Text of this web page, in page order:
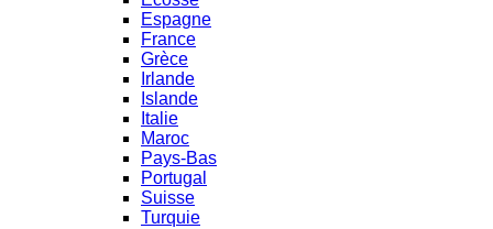
Espagne
France
Grèce
Irlande
Islande
Italie
Maroc
Pays-Bas
Portugal
Suisse
Turquie